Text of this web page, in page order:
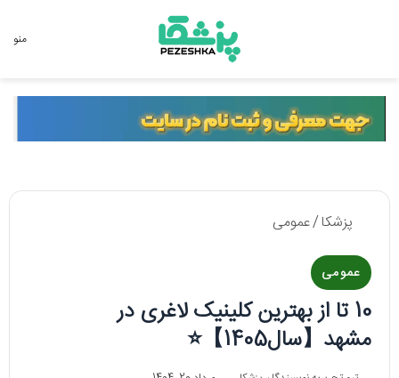
منو
پزشکا/عمومی
عمومی
10 تا از بهترین کلینیک لاغری در
مشهد【سال1405】⭐